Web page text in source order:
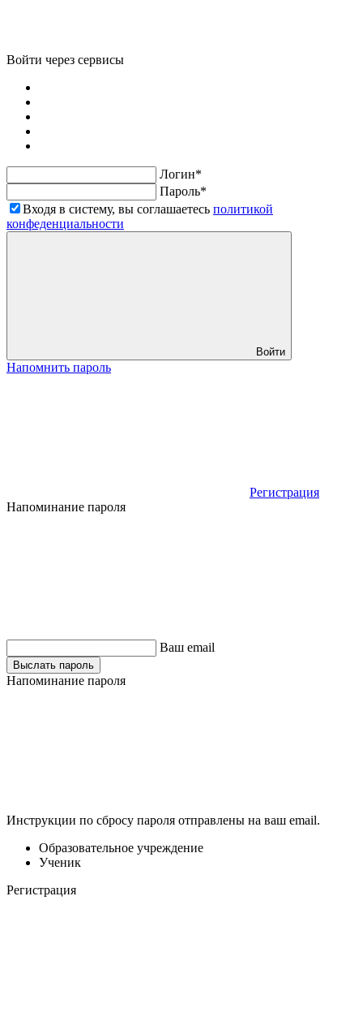
Войти через сервисы
Логин*
Пароль*
Входя в систему, вы соглашаетесь политикой
конфеденциальности
Войти
Напомнить пароль
Регистрация
Напоминание пароля
Ваш email
Выслать пароль
Напоминание пароля
Инструкции по сбросу пароля отправлены на ваш email.
Образовательное учреждение
Ученик
Регистрация